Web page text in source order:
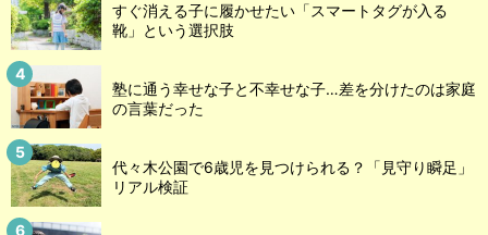
すぐ消える子に履かせたい「スマートタグが入る
靴」という選択肢
塾に通う幸せな子と不幸せな子…差を分けたのは家庭
の言葉だった
代々木公園で6歳児を見つけられる？「見守り瞬足」
リアル検証